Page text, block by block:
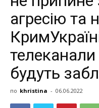
агресію та
телеканали
будуть
по khristina - 06.06.2022